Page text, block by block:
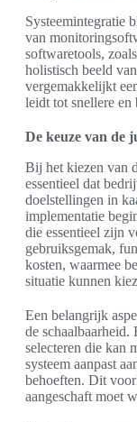
Systeemintegratie
van
softwaretools,
holistisch beeld
vergemakkelijkt
leidt tot snellere en
De keuze van de
Bij het kiezen van
essentieel dat
doelstellingen in
implementatie
die essentieel zijn
gebruiksgemak,
kosten, waarmee
situatie kunnen
Een belangrijk
de schaalbaarheid.
selecteren die kan
systeem aanpast
behoeften. Dit
aangeschaft moet